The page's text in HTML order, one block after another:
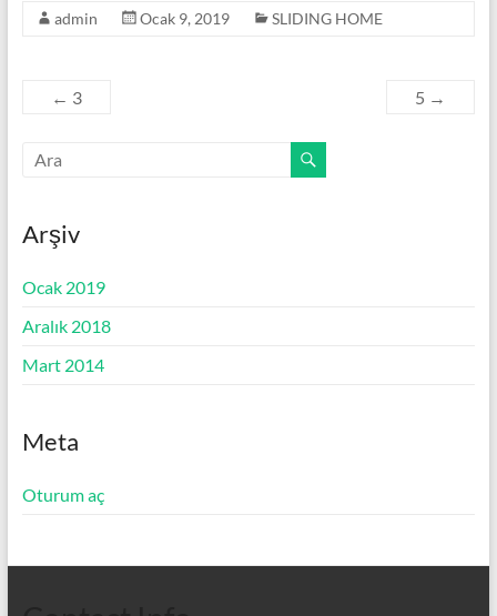
admin Ocak 9, 2019 SLIDING HOME
← 3 5 →
Arşiv
Ocak 2019
Aralık 2018
Mart 2014
Meta
Oturum aç